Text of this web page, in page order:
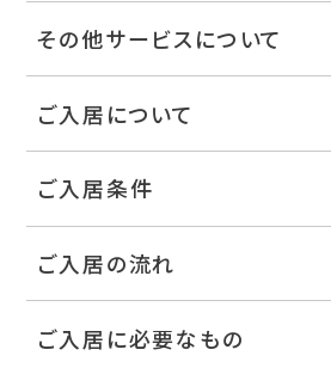
その他サービスについて
ご入居について
ご入居条件
ご入居の流れ
ご入居に必要なもの